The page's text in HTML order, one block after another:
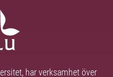
har verksamhet över